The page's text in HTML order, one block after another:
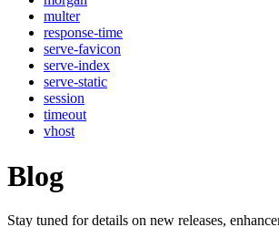
multer
response-time
serve-favicon
serve-index
serve-static
session
timeout
vhost
Blog
Stay tuned for details on new releases,